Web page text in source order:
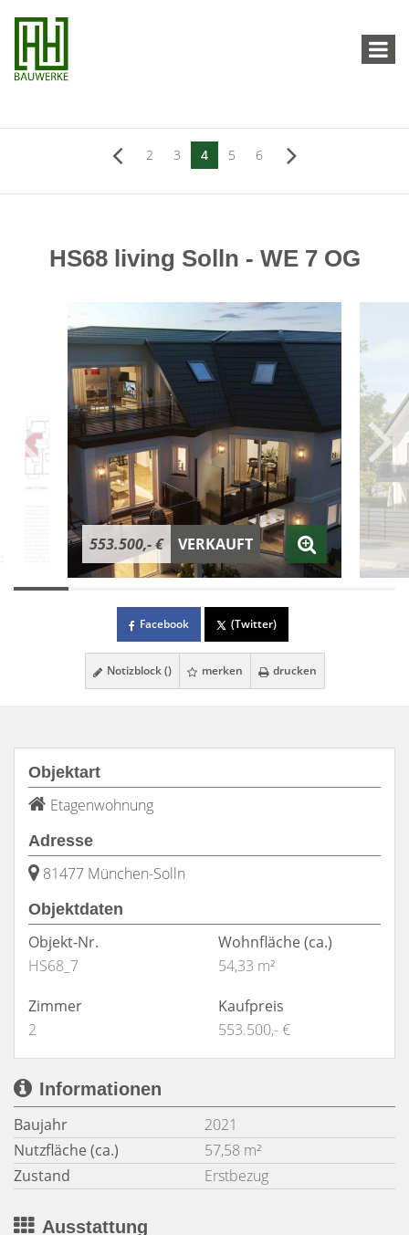
2 3 4 5 6
HS68 living Solln - WE 7 OG
553.500,- € VERKAUFT
Facebook (Twitter)
Notizblock () merken drucken
Objektart
Etagenwohnung
Adresse
81477 München-Solln
Objektdaten
Objekt-Nr.
HS68_7
Wohnfläche (ca.)
54,33 m²
Zimmer
2
Kaufpreis
553.500,- €
Informationen
Baujahr
2021
Nutzfläche (ca.)
57,58 m²
Zustand
Erstbezug
Ausstattung